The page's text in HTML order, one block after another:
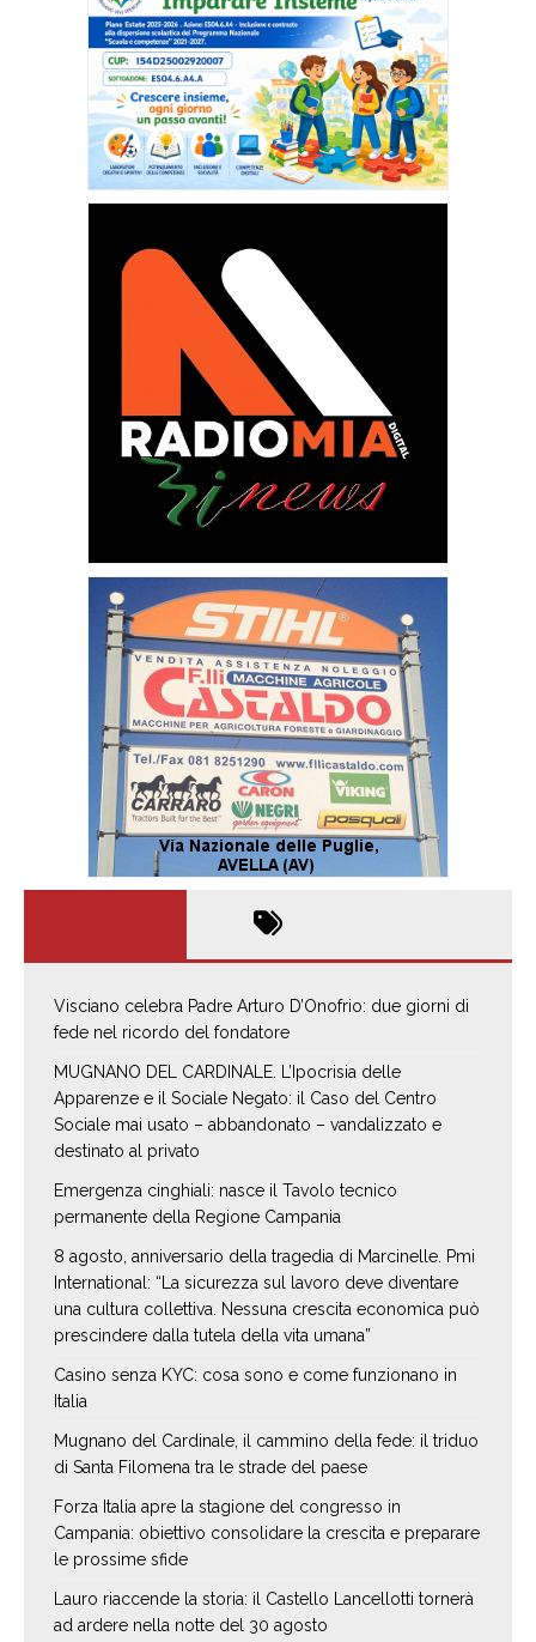
Visciano celebra Padre Arturo D’Onofrio: due giorni di
fede nel ricordo del fondatore
MUGNANO DEL CARDINALE. L’Ipocrisia delle
Apparenze e il Sociale Negato: il Caso del Centro
Sociale mai usato – abbandonato – vandalizzato e
destinato al privato
Emergenza cinghiali: nasce il Tavolo tecnico
permanente della Regione Campania
8 agosto, anniversario della tragedia di Marcinelle. Pmi
International: “La sicurezza sul lavoro deve diventare
una cultura collettiva. Nessuna crescita economica può
prescindere dalla tutela della vita umana”
Casino senza KYC: cosa sono e come funzionano in
Italia
Mugnano del Cardinale, il cammino della fede: il triduo
di Santa Filomena tra le strade del paese
Forza Italia apre la stagione del congresso in
Campania: obiettivo consolidare la crescita e preparare
le prossime sfide
Lauro riaccende la storia: il Castello Lancellotti tornerà
ad ardere nella notte del 30 agosto